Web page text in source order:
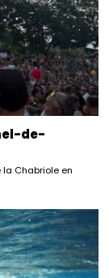
de-
Chabriole en